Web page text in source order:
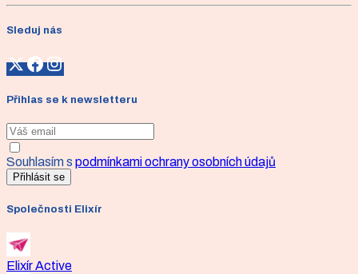
Sleduj nás
Přihlas se k newsletteru
Souhlasím s podmínkami ochrany osobních údajů
Přihlásit se
Společnosti Elixír
Elixír Active